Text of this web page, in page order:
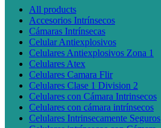
All products
Accesorios Intrínsecos
Cámaras Intrínsecas
Celular Antiexplosivos
Celulares Antiexplosivos Zona 1
Celulares Atex
Celulares Camara Flir
Celulares Clase 1 Division 2
Celulares con Cámara Intrinsecos
Celulares con cámara intrínsecos
Celulares Intrinsecamente Seguros